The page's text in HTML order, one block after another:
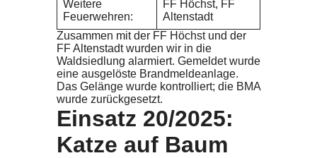
Weitere
Feuerwehren:
FF Höchst, FF
Altenstadt
Zusammen mit der FF Höchst und der
FF Altenstadt wurden wir in die
Waldsiedlung alarmiert. Gemeldet wurde
eine ausgelöste Brandmeldeanlage.
Das Gelänge wurde kontrolliert; die BMA
wurde zurückgesetzt.
Einsatz 20/2025:
Katze auf Baum